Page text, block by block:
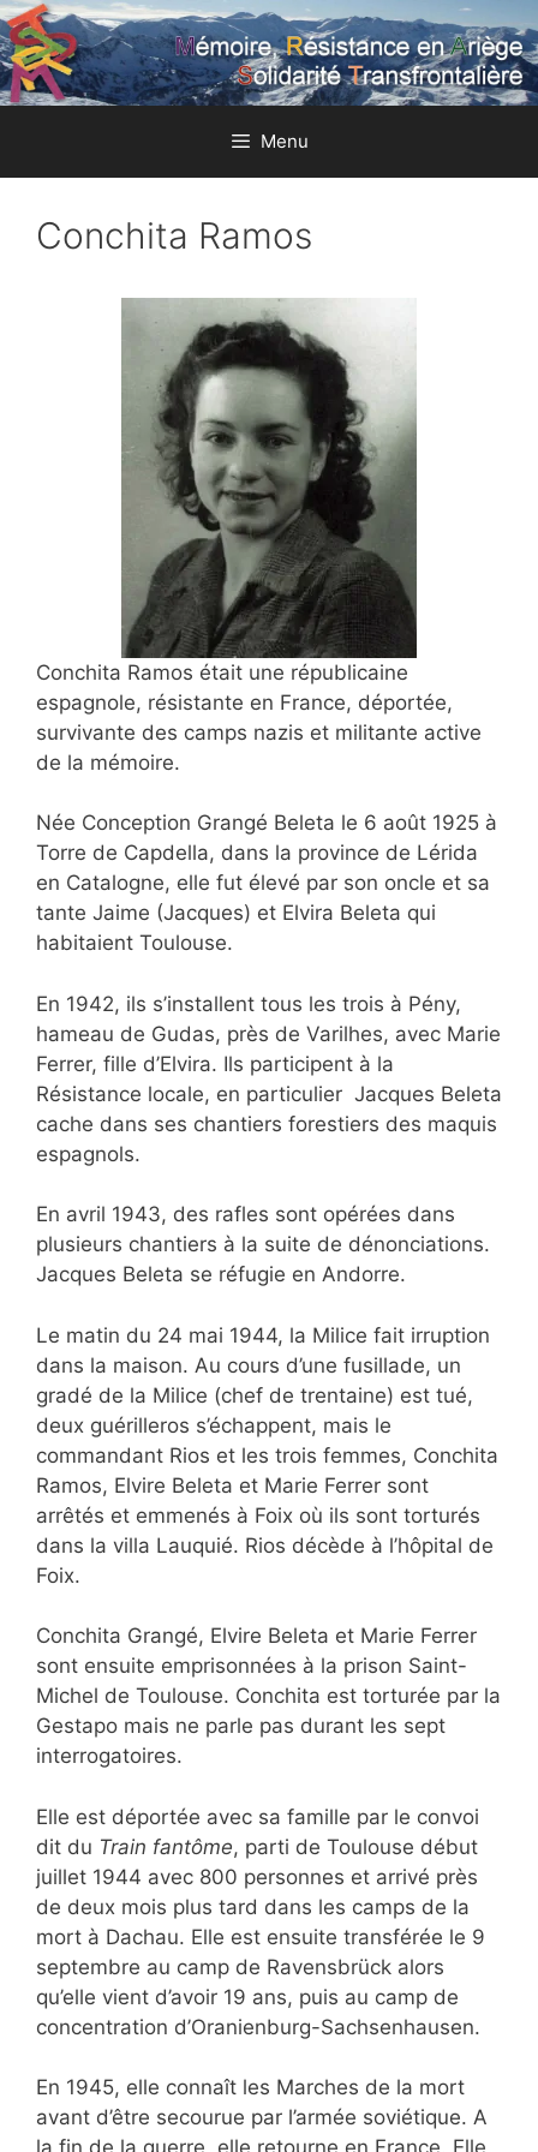
Aller
au
contenu
Menu
Conchita Ramos
Conchita Ramos était une républicaine
espagnole, résistante en France, déportée,
survivante des camps nazis et militante active
de la mémoire.
Née Conception Grangé Beleta le 6 août 1925 à
Torre de Capdella, dans la province de Lérida
en Catalogne, elle fut élevé par son oncle et sa
tante Jaime (Jacques) et Elvira Beleta qui
habitaient Toulouse.
En 1942, ils s’installent tous les trois à Pény,
hameau de Gudas, près de Varilhes, avec Marie
Ferrer, fille d’Elvira. Ils participent à la
Résistance locale, en particulier Jacques Beleta
cache dans ses chantiers forestiers des maquis
espagnols.
En avril 1943, des rafles sont opérées dans
plusieurs chantiers à la suite de dénonciations.
Jacques Beleta se réfugie en Andorre.
Le matin du 24 mai 1944, la Milice fait irruption
dans la maison. Au cours d’une fusillade, un
gradé de la Milice (chef de trentaine) est tué,
deux guérilleros s’échappent, mais le
commandant Rios et les trois femmes, Conchita
Ramos, Elvire Beleta et Marie Ferrer sont
arrêtés et emmenés à Foix où ils sont torturés
dans la villa Lauquié. Rios décède à l’hôpital de
Foix.
Conchita Grangé, Elvire Beleta et Marie Ferrer
sont ensuite emprisonnées à la prison Saint-
Michel de Toulouse. Conchita est torturée par la
Gestapo mais ne parle pas durant les sept
interrogatoires.
Elle est déportée avec sa famille par le convoi
dit du Train fantôme, parti de Toulouse début
juillet 1944 avec 800 personnes et arrivé près
de deux mois plus tard dans les camps de la
mort à Dachau. Elle est ensuite transférée le 9
septembre au camp de Ravensbrück alors
qu’elle vient d’avoir 19 ans, puis au camp de
concentration d’Oranienburg-Sachsenhausen.
En 1945, elle connaît les Marches de la mort
avant d’être secourue par l’armée soviétique. A
la fin de la guerre, elle retourne en France. Elle